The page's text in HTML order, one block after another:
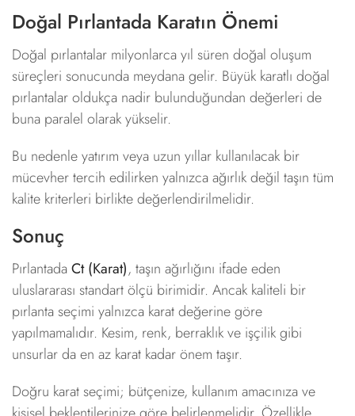
Doğal Pırlantada Karatın Önemi
Doğal pırlantalar milyonlarca yıl süren doğal oluşum
süreçleri sonucunda meydana gelir. Büyük karatlı doğal
pırlantalar oldukça nadir bulunduğundan değerleri de
buna paralel olarak yükselir.
Bu nedenle yatırım veya uzun yıllar kullanılacak bir
mücevher tercih edilirken yalnızca ağırlık değil taşın tüm
kalite kriterleri birlikte değerlendirilmelidir.
Sonuç
PırlantadaCt (Karat), taşın ağırlığını ifade eden
uluslararası standart ölçü birimidir. Ancak kaliteli bir
pırlanta seçimi yalnızca karat değerine göre
yapılmamalıdır. Kesim, renk, berraklık ve işçilik gibi
unsurlar da en az karat kadar önem taşır.
Doğru karat seçimi; bütçenize, kullanım amacınıza ve